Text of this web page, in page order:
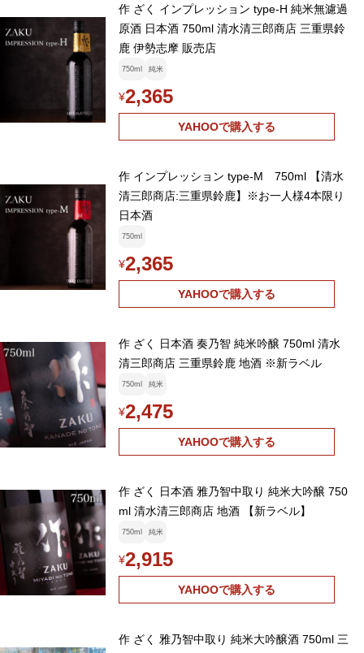
作 ざく インプレッション type-H 純米無濾過
原酒 日本酒 750ml 清水清三郎商店 三重県鈴
鹿 伊勢志摩 販売店
750ml 純米
¥2,365
YAHOOで購入する
作 インプレッション type-M 750ml 【清水
清三郎商店:三重県鈴鹿】※お一人様4本限り
日本酒
750ml
¥2,365
YAHOOで購入する
作 ざく 日本酒 奏乃智 純米吟醸 750ml 清水
清三郎商店 三重県鈴鹿 地酒 ※新ラベル
750ml 純米
¥2,475
YAHOOで購入する
作 ざく 日本酒 雅乃智中取り 純米大吟醸 750
ml 清水清三郎商店 地酒 【新ラベル】
750ml 純米
¥2,915
YAHOOで購入する
作 ざく 雅乃智中取り 純米大吟醸酒 750ml 三